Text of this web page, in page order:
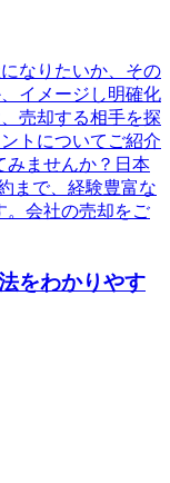
なりたいか、その
イメージし明確化
売却する相手を探
トについてご紹介
みませんか？日本
まで、経験豊富な
。会社の売却をご
をわかりやす